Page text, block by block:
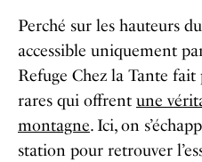
Perché sur les hauteurs
accessible uniquement
Refuge Chez la Tante fait
rares qui offrent une
montagne. Ici, on
station pour retrouver